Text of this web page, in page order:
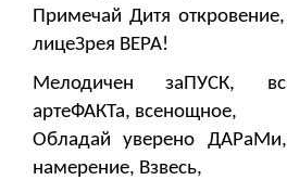
Примечай Дитя
лицеЗрея ВЕРА!
Мелодичен заПУСК,
артеФАКТа, всенощное,
Обладай уверено
намерение, Взвесь,